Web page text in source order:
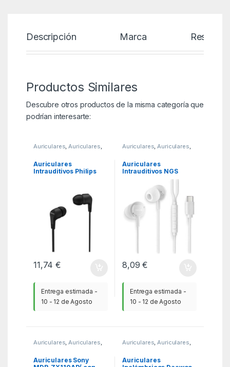
Descripción Marca Reseñas
Productos Similares
Descubre otros productos de la misma categoría que
podrían interesarte:
Auriculares Auriculares
Auriculares
Intrauditivos Philips
11,74€
Entrega estimada -
10 - 12 de Agosto
Auriculares Auriculares
Auriculares
Intrauditivos NGS
Micrófono/ USB Tipo-
C/ Blancos
8,09€
Entrega estimada -
10 - 12 de Agosto
Auriculares,Auriculares,
Auriculares Sony
Auriculares,Auriculares,
Auriculares